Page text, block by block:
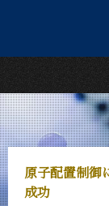
原子配置制御
成功
日本
トップページ
Top Page
応用化学系に
About Us
Education